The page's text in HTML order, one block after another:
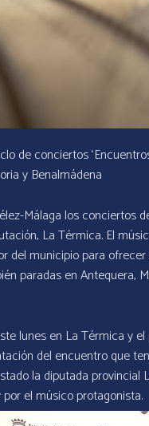
de conciertos
y Benalmádena
Málaga los conciertos
La Térmica. El
del municipio para
paradas en Antequera,
lunes en La Térmica y
del encuentro que
la diputada
el músico protagonista.